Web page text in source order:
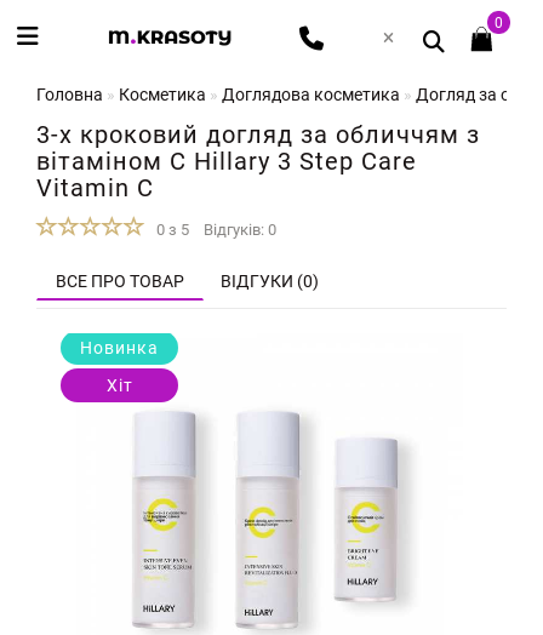
0
Головна Косметика Доглядова косметика Догляд за
3-х кроковий догляд за обличчям з
вітаміном С Hillary 3 Step Care
Vitamin С
0 з 5 Відгуків: 0
ВСЕ ПРО ТОВАР ВІДГУКИ (0)
Новинка
Хіт